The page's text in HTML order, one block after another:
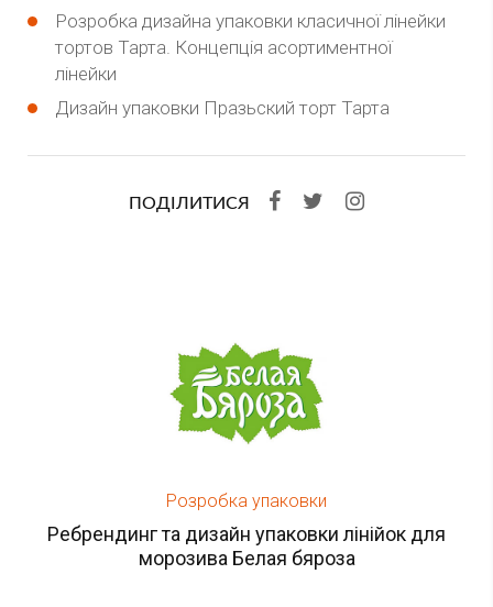
Розробка дизайна упаковки класичної лінейки
тортов Тарта. Концепція асортиментної
лінейки
Дизайн упаковки Празьский торт Тарта
ПОДІЛИТИСЯ
Розробка упаковки
Ребрендинг та дизайн упаковки лінійок для
морозива Белая бяроза